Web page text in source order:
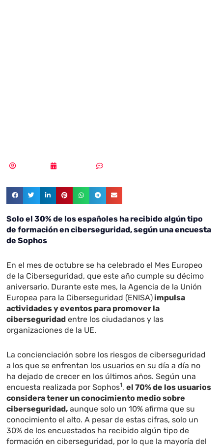
Solo el 30% de los españoles ha recibido algún tipo
de formación en ciberseguridad, según una encuesta
de Sophos
En el mes de octubre se ha celebrado el Mes Europeo
de la Ciberseguridad, que este año cumple su décimo
aniversario. Durante este mes, la Agencia de la Unión
Europea para la Ciberseguridad (ENISA) impulsa
actividades y eventos para promover la
ciberseguridad entre los ciudadanos y las
organizaciones de la UE.
La concienciación sobre los riesgos de ciberseguridad
a los que se enfrentan los usuarios en su día a día no
ha dejado de crecer en los últimos años. Según una
encuesta realizada por Sophos1,el 70% de los usuarios
considera tener un conocimiento medio sobre
ciberseguridad, aunque solo un 10% afirma que su
conocimiento el alto. A pesar de estas cifras, solo un
30% de los encuestados ha recibido algún tipo de
formación en ciberseguridad, por lo que la mayoría del